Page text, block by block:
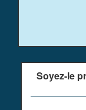
Soyez-le